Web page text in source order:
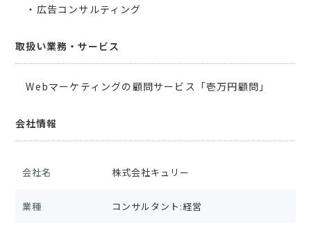
・広告コンサルティング
取扱い業務・サービス
Webマーケティングの顧問サービス「壱万円顧問」
会社情報
会社名 株式会社キュリー
業種 コンサルタント:経営